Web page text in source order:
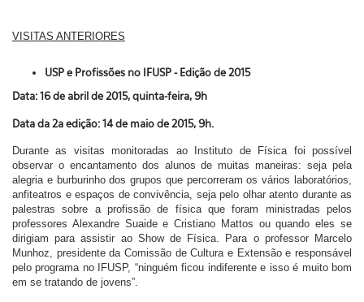
VISITAS ANTERIORES
USP e Profissões no IFUSP - Edição de 2015
Data: 16 de abril de 2015, quinta-feira, 9h
Data da 2a edição: 14 de maio de 2015, 9h.
Durante as visitas monitoradas ao Instituto de Física foi possível
observar o encantamento dos alunos de muitas maneiras: seja pela
alegria e burburinho dos grupos que percorreram os vários laboratórios,
anfiteatros e espaços de convivência, seja pelo olhar atento durante as
palestras sobre a profissão de física que foram ministradas pelos
professores Alexandre Suaide e Cristiano Mattos ou quando eles se
dirigiam para assistir ao Show de Física. Para o professor Marcelo
Munhoz, presidente da Comissão de Cultura e Extensão e responsável
pelo programa no IFUSP, “ninguém ficou indiferente e isso é muito bom
em se tratando de jovens”.